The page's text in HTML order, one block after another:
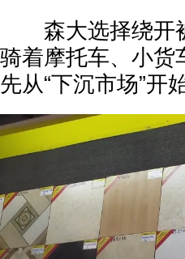
森大选择绕开被
骑着摩托车、小货
先从“下沉市场”开